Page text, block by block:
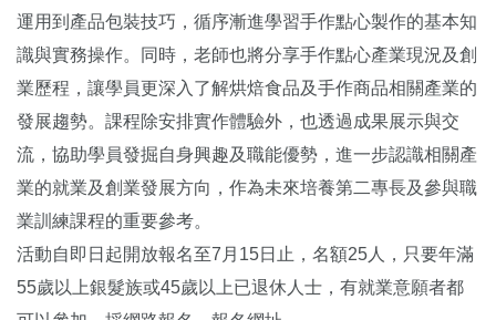
運用到產品包裝技巧，循序漸進學習手作點心製作的基本知
識與實務操作。同時，老師也將分享手作點心產業現況及創
業歷程，讓學員更深入了解烘焙食品及手作商品相關產業的
發展趨勢。課程除安排實作體驗外，也透過成果展示與交
流，協助學員發掘自身興趣及職能優勢，進一步認識相關產
業的就業及創業發展方向，作為未來培養第二專長及參與職
業訓練課程的重要參考。
活動自即日起開放報名至7月15日止，名額25人，只要年滿
55歲以上銀髮族或45歲以上已退休人士，有就業意願者都